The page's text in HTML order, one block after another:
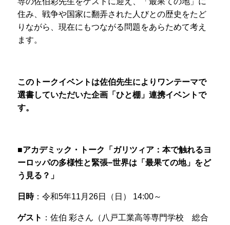
住み、戦争や国家に翻弄された人びとの歴史をたど
りながら、現在にもつながる問題をあらためて考え
ます。
このトークイベントは佐伯先生によりワンテーマで
選書していただいた企画「ひと棚」連携イベントで
す。
■アカデミック・トーク「ガリツィア：本で触れるヨ
ーロッパの多様性と緊張−世界は「最果ての地」をど
う見る？」
日時：令和5年11月26日（日） 14:00～
ゲスト ：佐伯 彩さん（八戸工業高等専門学校 総合